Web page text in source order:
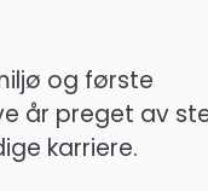
og første
år preget av
karriere.